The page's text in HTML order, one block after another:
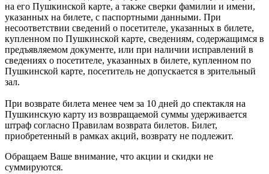
на его Пушкинской карте, а также сверки фамилии и имени,
указанных на билете, с паспортными данными. При
несоответствии сведений о посетителе, указанных в билете,
купленном по Пушкинской карте, сведениям, содержащимся в
предъявляемом документе, или при наличии исправлений в
сведениях о посетителе, указанных в билете, купленном по
Пушкинской карте, посетитель не допускается в зрительный
зал.
При возврате билета менее чем за 10 дней до спектакля на
Пушкинскую карту из возвращаемой суммы удерживается
штраф согласно Правилам возврата билетов. Билет,
приобретенный в рамках акций, возврату не подлежит.
Обращаем Ваше внимание, что акции и скидки не
суммируются.